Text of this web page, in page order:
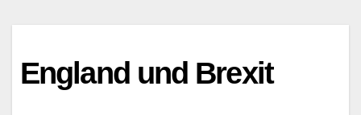
England und Brexit